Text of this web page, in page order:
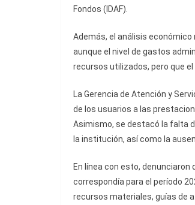
Fondos (IDAF).
Además, el análisis económico
aunque el nivel de gastos
recursos utilizados, pero que
La Gerencia de Atención y
de los usuarios a las
Asimismo, se destacó la falta
la institución, así como la
En línea con esto,
correspondía para el período
recursos materiales, guías de